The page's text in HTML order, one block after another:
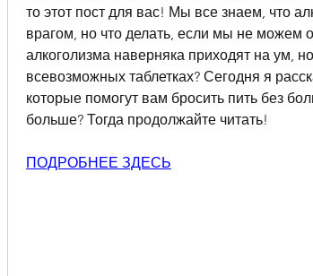
то этот пост для вас! Мы все знаем, что
врагом, но что делать, если мы не можем
алкоголизма наверняка приходят на ум,
всевозможных таблетках? Сегодня я
которые помогут вам бросить пить без
больше? Тогда продолжайте читать!
ПОДРОБНЕЕ ЗДЕСЬ